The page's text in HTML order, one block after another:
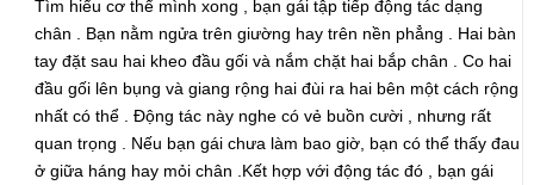
Tìm hiểu cơ thể mình xong , bạn gái tập tiếp động tác dạng
chân . Bạn nằm ngửa trên giường hay trên nền phẳng . Hai bàn
tay đặt sau hai kheo đầu gối và nắm chặt hai bắp chân . Co hai
đầu gối lên bụng và giang rộng hai đùi ra hai bên một cách rộng
nhất có thể . Động tác này nghe có vẻ buồn cười , nhưng rất
quan trọng . Nếu bạn gái chưa làm bao giờ, bạn có thể thấy đau
ở giữa háng hay mỏi chân .Kết hợp với động tác đó , bạn gái